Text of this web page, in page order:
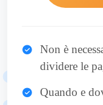
Non è
dividere le
Quando e